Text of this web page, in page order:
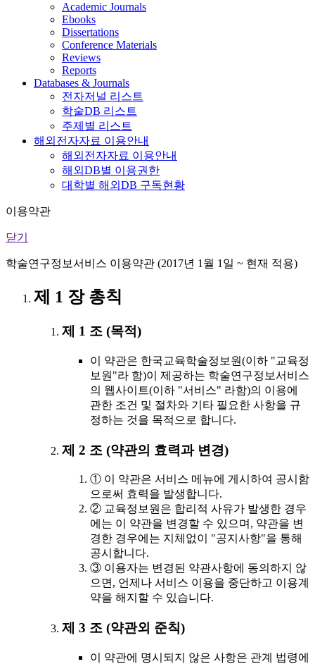
Academic Journals
Ebooks
Dissertations
Conference Materials
Reviews
Reports
Databases & Journals
전자저널 리스트
학술DB 리스트
주제별 리스트
해외전자자료 이용안내
해외전자자료 이용안내
해외DB별 이용권한
대학별 해외DB 구독현황
이용약관
닫기
학술연구정보서비스 이용약관 (2017년 1월 1일 ~ 현재 적용)
제 1 장 총칙
제 1 조 (목적)
이 약관은 한국교육학술정보원(이하 "교육정
보원"라 함)이 제공하는 학술연구정보서비스
의 웹사이트(이하 "서비스" 라함)의 이용에
관한 조건 및 절차와 기타 필요한 사항을 규
정하는 것을 목적으로 합니다.
제 2 조 (약관의 효력과 변경)
① 이 약관은 서비스 메뉴에 게시하여 공시함
으로써 효력을 발생합니다.
② 교육정보원은 합리적 사유가 발생한 경우
에는 이 약관을 변경할 수 있으며, 약관을 변
경한 경우에는 지체없이 "공지사항"을 통해
공시합니다.
③ 이용자는 변경된 약관사항에 동의하지 않
으면, 언제나 서비스 이용을 중단하고 이용계
약을 해지할 수 있습니다.
제 3 조 (약관외 준칙)
이 약관에 명시되지 않은 사항은 관계 법령에